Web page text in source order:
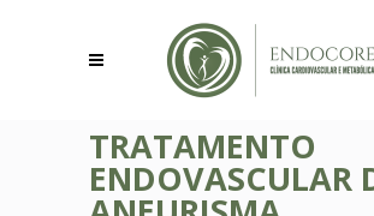
TRATAMENTO
ENDOVASCULAR